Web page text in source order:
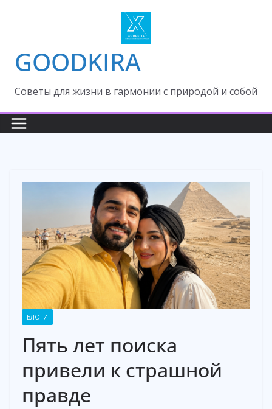
GOODKIRA
Cоветы для жизни в гармонии с природой и собой
БЛОГИ
Пять лет поиска
привели к страшной
правде